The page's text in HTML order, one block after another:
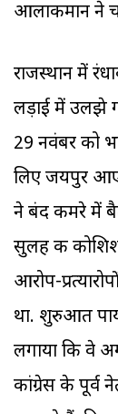
आलाकमान ने
राजस्थान में
लड़ाई में उलझे
29 नवंबर को
लिए जयपुर
ने बंद कमरे में
सुलह की
आरोप-
था. शुरुआत
लगाया कि वे
कांग्रेस के पूर्व